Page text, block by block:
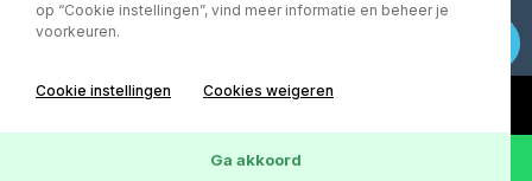
©2026· MorgenInternet Algemene voorwaarden
op “Cookie instellingen”, vind meer informatie en beheer je
voorkeuren.
Cookie instellingen Cookies weigeren
Ga akkoord